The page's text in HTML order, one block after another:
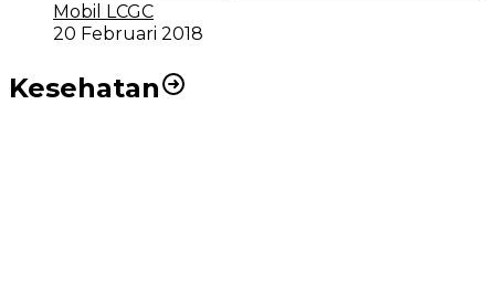
Mobil LCGC
20 Februari 2018
Kesehatan